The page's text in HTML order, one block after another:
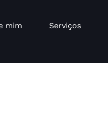
mim Serviços